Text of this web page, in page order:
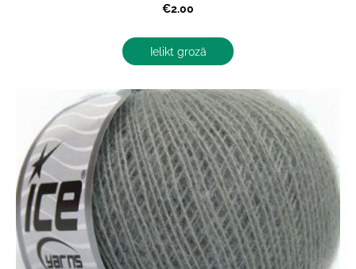
€2.00
Ielikt grozā